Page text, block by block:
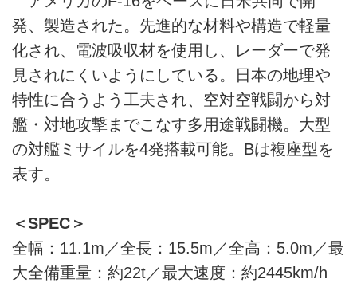
発、製造された。先進的な材料や構造で軽量
化され、電波吸収材を使用し、レーダーで発
見されにくいようにしている。日本の地理や
特性に合うよう工夫され、空対空戦闘から対
艦・対地攻撃までこなす多用途戦闘機。大型
の対艦ミサイルを4発搭載可能。Bは複座型を
表す。
＜SPEC＞
全幅：11.1m／全長：15.5m／全高：5.0m／最
大全備重量：約22t／最大速度：約2445km/h